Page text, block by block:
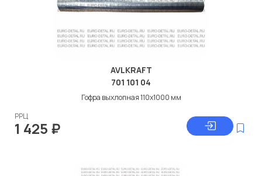
AVLKRAFT
701 101 04
Гофра выхлопная 110x1000 мм
РРЦ
1 425 ₽